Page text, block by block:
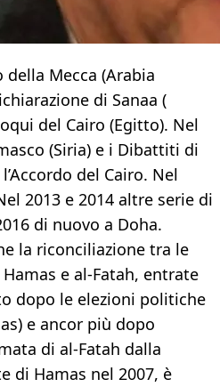
della Mecca (Arabia
di Sanaa (
del Cairo (Egitto). Nel
(Siria) e i Dibattiti di
del Cairo. Nel
2013 e 2014 altre serie di
di nuovo a Doha.
la riconciliazione tra le
e al-Fatah, entrate
dopo le elezioni politiche
e ancor più dopo
di al-Fatah dalla
di Hamas nel 2007, è